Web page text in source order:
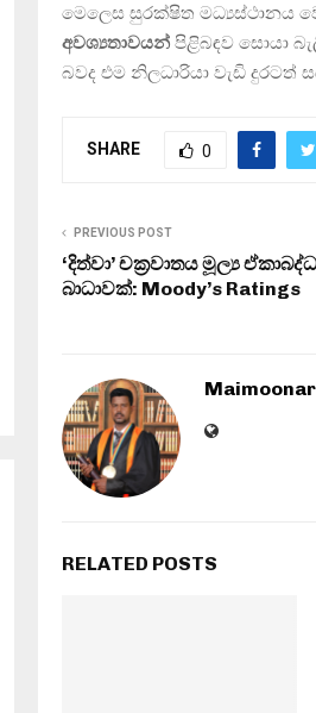
මෙලෙස සුරක්ෂිත මධ්‍යස්ථානය
අවශ්‍යතාවයන් පිළිබඳව සොයා
බවද එම නිලධාරියා වැඩි දුරටත්
SHARE 0
PREVIOUS POST
‘දිත්වා’ චක්‍රවාතය මූල්‍ය
බාධාවක්: Moody’s Ratings
Maimoonar
RELATED POSTS